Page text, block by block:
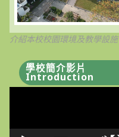
介紹本校校園環境及教學設施
學校簡介影片
Introduction